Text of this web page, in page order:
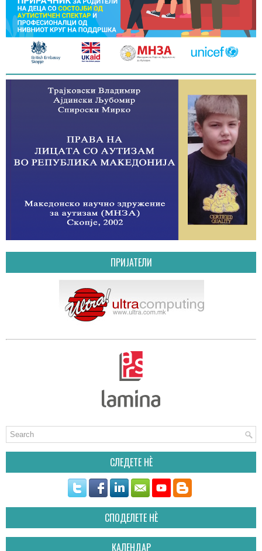
ПРИЈАТЕЛИ
СЛЕДЕТЕ НÈ
СПОДЕЛЕТЕ НÈ
КАЛЕНДАР